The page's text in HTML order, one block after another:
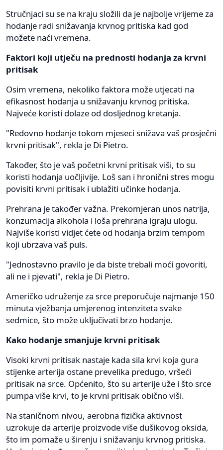
Stručnjaci su se na kraju složili da je najbolje vrijeme za
hodanje radi snižavanja krvnog pritiska kad god
možete naći vremena.
Faktori koji utječu na prednosti hodanja za krvni
pritisak
Osim vremena, nekoliko faktora može utjecati na
efikasnost hodanja u snižavanju krvnog pritiska.
Najveće koristi dolaze od dosljednog kretanja.
"Redovno hodanje tokom mjeseci snižava vaš prosječni
krvni pritisak", rekla je Di Pietro.
Također, što je vaš početni krvni pritisak viši, to su
koristi hodanja uočljivije. Loš san i hronični stres mogu
povisiti krvni pritisak i ublažiti učinke hodanja.
Prehrana je također važna. Prekomjeran unos natrija,
konzumacija alkohola i loša prehrana igraju ulogu.
Najviše koristi vidjet ćete od hodanja brzim tempom
koji ubrzava vaš puls.
"Jednostavno pravilo je da biste trebali moći govoriti,
ali ne i pjevati", rekla je Di Pietro.
Američko udruženje za srce preporučuje najmanje 150
minuta vježbanja umjerenog intenziteta svake
sedmice, što može uključivati ​​brzo hodanje.
Kako hodanje smanjuje krvni pritisak
Visoki krvni pritisak nastaje kada sila krvi koja gura
stijenke arterija ostane prevelika predugo, vršeći
pritisak na srce. Općenito, što su arterije uže i što srce
pumpa više krvi, to je krvni pritisak obično viši.
Na staničnom nivou, aerobna fizička aktivnost
uzrokuje da arterije proizvode više dušikovog oksida,
što im pomaže u širenju i snižavanju krvnog pritiska.